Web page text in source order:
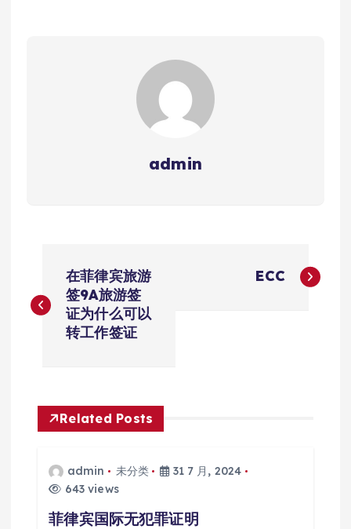
admin
章
在菲律宾旅游
签9A旅游签
证为什么可以
转工作签证
ECC
Related Posts
admin 未分类
31 7 月, 2024
643 views
菲律宾国际无犯罪证明